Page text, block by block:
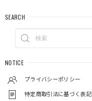
SEARCH
NOTICE
プライバシーポリシー
特定商取引法に基づく表記